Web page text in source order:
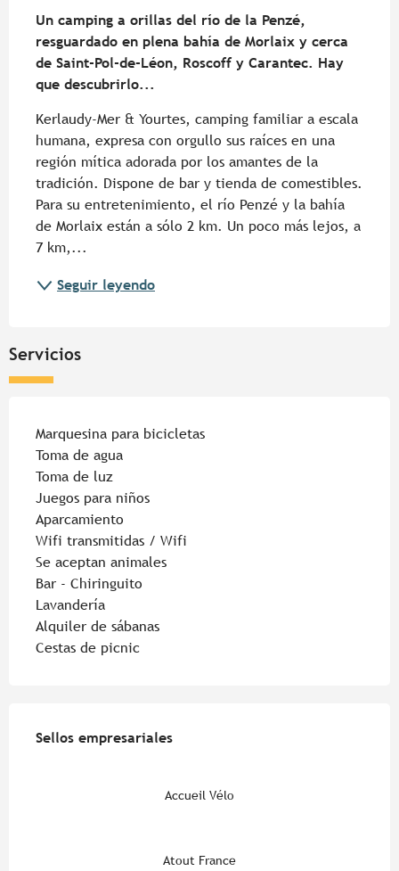
Un camping a orillas del río de la Penzé,
resguardado en plena bahía de Morlaix y cerca
de Saint-Pol-de-Léon, Roscoff y Carantec. Hay
que descubrirlo...
Kerlaudy-Mer & Yourtes, camping familiar a escala
humana, expresa con orgullo sus raíces en una
región mítica adorada por los amantes de la
tradición. Dispone de bar y tienda de comestibles.
Para su entretenimiento, el río Penzé y la bahía
de Morlaix están a sólo 2 km. Un poco más lejos, a
7 km,...
Seguir leyendo
Servicios
Marquesina para bicicletas
Toma de agua
Toma de luz
Juegos para niños
Aparcamiento
Wifi transmitidas / Wifi
Se aceptan animales
Bar - Chiringuito
Lavandería
Alquiler de sábanas
Cestas de picnic
Sellos empresariales
Sellos empresariales
Accueil Vélo
Atout France